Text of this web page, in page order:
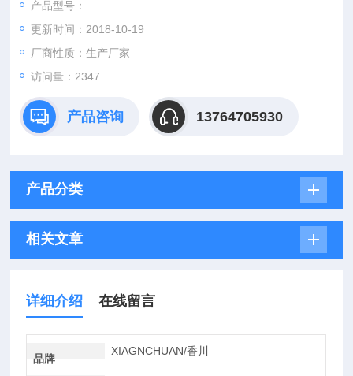
4）.秤台宽度：? 0.8m
5）.秤台长度：? 1.2m
产品型号：
更新时间：2018-10-19
厂商性质：生产厂家
访问量：2347
产品咨询 13764705930
产品分类
相关文章
详细介绍 在线留言
品牌
XIAGNCHUAN/香川